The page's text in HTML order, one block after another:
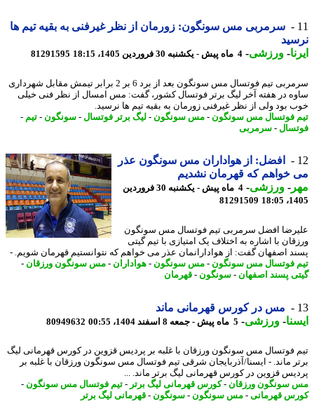
سرمربی مس سونگون: زورمان از نظر غیرفنی به بقیه تیم ها
-ورزشی-4 ماه پیش - یکشنبه 30 فروردین 1405، 18:15 81291595
سرمربی تیم فوتسال مس سونگون بعد از برد 6 بر 2 برابر تیمش مقابل شهرداری
در هفته آخر لیگ برتر فوتسال کشور، گفت: مس امسال از نظر فنی خیلی
بود ولی از نظر غیرفنی زورمان به بقیه تیم ها نرسید.
فوتسال مس سونگون-مس سونگون-لیگ برتر فوتسال-سونگون-تیم -
-سرمربی
افضل: از هواداران مس سونگون عذر
خواهم که قهرمان نشدیم
-ورزشی-
4 ماه پیش - یکشنبه 30 فروردین
81291509
افضل سرمربی تیم فوتسال مس سونگون
با اشاره به اختلاف یک امتیازی با تیم گیتی
اصفهان گفت: از هوادارانمان عذر می خواهم که نتوانستیم قهرمان شویم. -
فوتسال مس سونگون-مس سونگون-هواداران - مس سونگون ورزقان -
پسند اصفهان-سونگون-قهرمان
مس در کورس قهرمانی ماند
-ورزشی-5 ماه پیش - جمعه 8 اسفند 1404، 00:55 80949632
فوتسال مس سونگون ورزقان با غلبه بر پردیس قزوین در کورس قهرمانی لیگ
ماند. - ایسنا/آذربایجان شرقی تیم فوتسال مس سونگون ورزقان با غلبه بر
قزوین در کورس قهرمانی لیگ برتر ماند. ...
سونگون ورزقان -کورس قهرمانی لیگ برتر - تیم فوتسال مس سونگون-
قهرمانی-مس سونگون-سونگون-قهرمانی لیگ برتر